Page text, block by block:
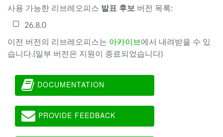
사용 가능한 리브레오피스 발표 후보 버전 목록:
26.8.0
이전 버전의 리브레오피스는 아카이브 에서 내려받을 수 있
습니다.(일부 버전은 지원이 종료되었습니다)
DOCUMENTATION
PROVIDE FEEDBACK